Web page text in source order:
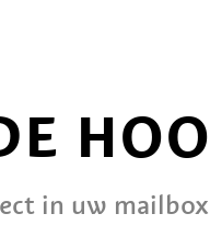
in uw mailbox